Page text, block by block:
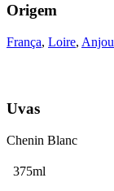
Origem
França, Loire, Anjou
Uvas
Chenin Blanc
375ml